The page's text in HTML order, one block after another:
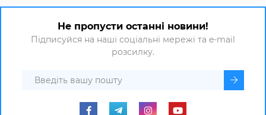
Не пропусти останні новини!
Підписуйся на наші соціальні мережі та e-mail
розсилку.